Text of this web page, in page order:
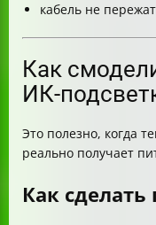
кабель не
Как
ИК-
Это полезно, когда
реально получает
Как сделать